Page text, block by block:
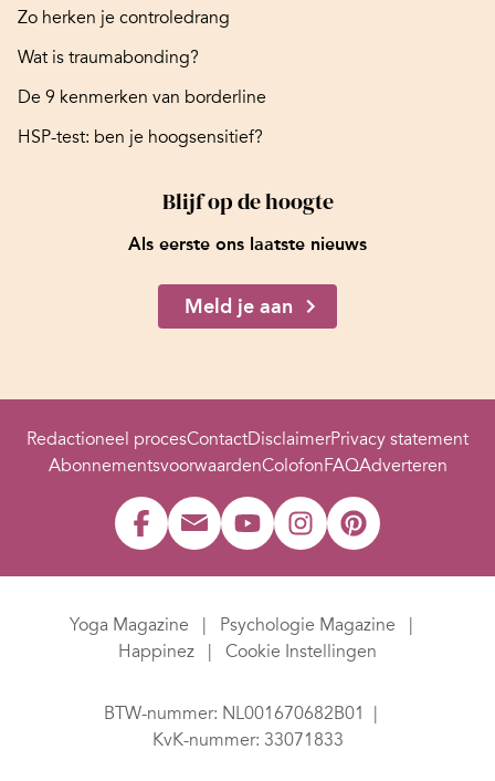
Zo herken je controledrang
Wat is traumabonding?
De 9 kenmerken van borderline
HSP-test: ben je hoogsensitief?
Blijf op de hoogte
Als eerste ons laatste nieuws
Meld je aan
Redactioneel procesContactDisclaimerPrivacy statement
AbonnementsvoorwaardenColofonFAQAdverteren
Yoga Magazine
Psychologie Magazine
Happinez
Cookie Instellingen
BTW-nummer: NL001670682B01
KvK-nummer: 33071833